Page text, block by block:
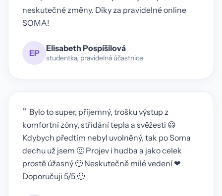
neskutečné změny. Díky za pravidelné online
SOMA!
EP Elisabeth Pospíšilová
studentka, pravidelná účastnice
“ Bylo to super, příjemný, trošku výstup z
komfortní zóny, střídání tepla a svěžesti 😃
Kdybych předtím nebyl uvolněný, tak po Soma
dechu už jsem 🙂 Projev i hudba a jako celek
prostě úžasný 🙂 Neskutečně milé vedení ❤
Doporučuji 5/5 🙂